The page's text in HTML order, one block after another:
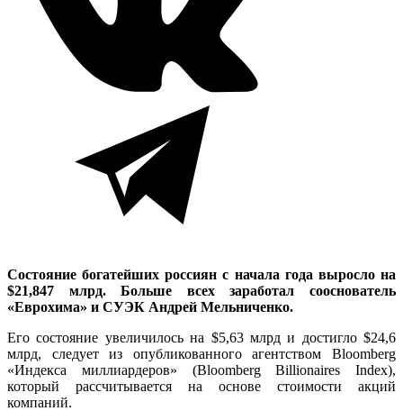
Состояние богатейших россиян с начала года выросло на
$21,847 млрд. Больше всех заработал сооснователь
«Еврохима» и СУЭК Андрей Мельниченко.
Его состояние увеличилось на $5,63 млрд и достигло $24,6
млрд, следует из опубликованного агентством Bloomberg
«Индекса миллиардеров» (Bloomberg Billionaires Index),
который рассчитывается на основе стоимости акций
компаний.